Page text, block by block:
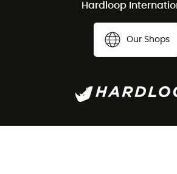
Hardloop
Our Shops